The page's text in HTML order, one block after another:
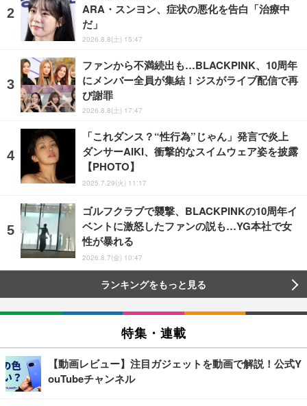
ARA・スンヨン、症状の悪化を告白「治療中
だ」
2026.8.8(土) 15:47
ファンから不満続出も…BLACKPINK、10周年
にメンバー全員が集結！ジスがライブ配信で再
び謝罪
2026.8.8(土) 17:47
「これダンス？“性行為”じゃん」発言で炎上
ダンサーAIKI、衝撃的なスイムウェア姿を披露
【PHOTO】
2025.7.29(火) 11:17
ゴルフクラブで襲撃、BLACKPINKの10周年イ
ベントに激怒したファンの説も…YG本社で女
性が暴れる
2026.8.7(金) 10:47
ランキングをもっと見る
特集・連載
【動画レビュー】注目ガジェットを動画で解説！公式Y
ouTubeチャンネル